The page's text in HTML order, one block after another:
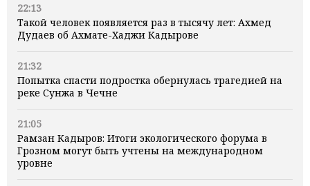
22:13
Такой человек появляется раз в тысячу лет: Ахмед
Дудаев об Ахмате-Хаджи Кадырове
21:32
Попытка спасти подростка обернулась трагедией на
реке Сунжа в Чечне
21:05
Рамзан Кадыров: Итоги экологического форума в
Грозном могут быть учтены на международном
уровне